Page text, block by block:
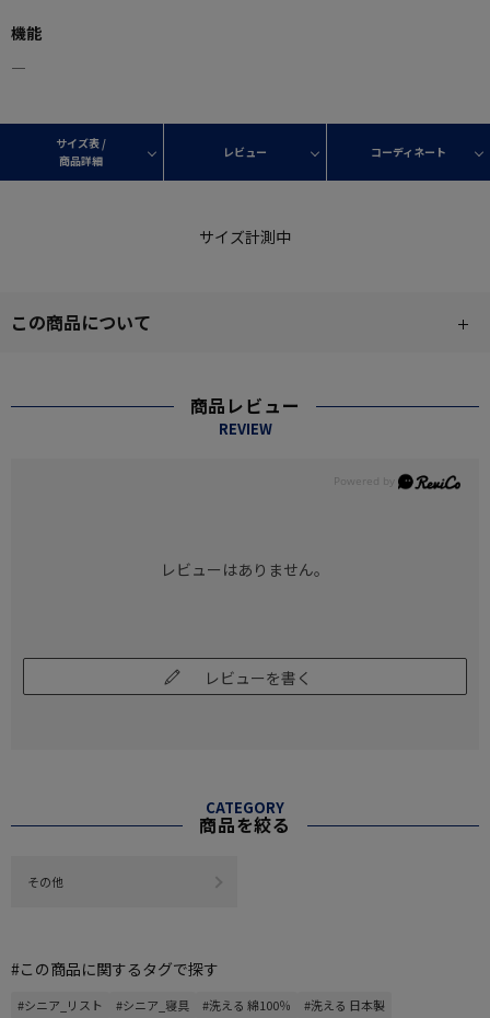
機能
―
サイズ表 /
商品詳細
レビュー コーディネート
サイズ計測中
この商品について
商品レビュー
REVIEW
レビューはありません。
レビューを書く
CATEGORY
商品を絞る
その他
#この商品に関するタグで探す
#シニア_リスト #シニア_寝具 #洗える 綿100％ #洗える 日本製